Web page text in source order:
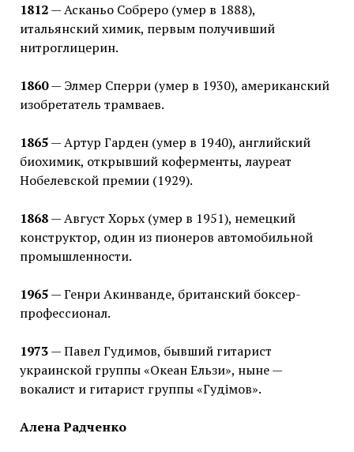
1812— Асканьо Собреро (умер в 1888),
итальянский химик, первым получивший
нитроглицерин.
1860— Элмер Сперри (умер в 1930), американский
изобретатель трамваев.
1865— Артур Гарден (умер в 1940), английский
биохимик, открывший коферменты, лауреат
Нобелевской премии (1929).
1868— Август Хорьх (умер в 1951), немецкий
конструктор, один из пионеров автомобильной
промышленности.
1965— Генри Акинванде, британский боксер-
профессионал.
1973— Павел Гудимов, бывший гитарист
украинской группы «Океан Ельзи», ныне —
вокалист и гитарист группы «Гудімов».
Алена Радченко